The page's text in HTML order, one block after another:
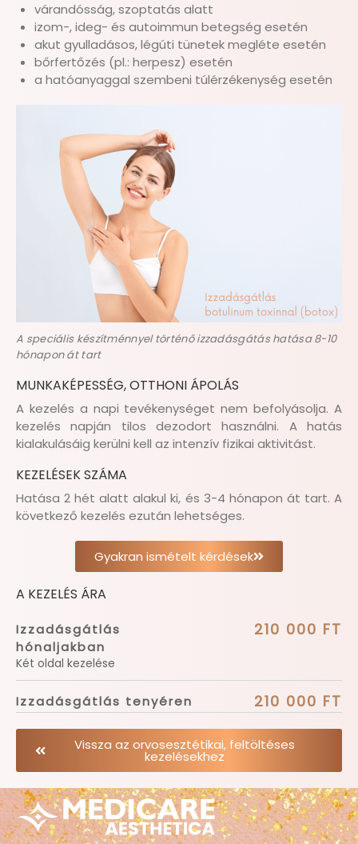
várandósság, szoptatás alatt
izom-, ideg- és autoimmun betegség esetén
akut gyulladásos, légúti tünetek megléte esetén
bőrfertőzés (pl.: herpesz) esetén
a hatóanyaggal szembeni túlérzékenység esetén
A speciális készítménnyel történő izzadásgátás hatása 8-10
hónapon át tart
MUNKAKÉPESSÉG, OTTHONI ÁPOLÁS
A kezelés a napi tevékenységet nem befolyásolja. A
kezelés napján tilos dezodort használni. A hatás
kialakulásáig kerülni kell az intenzív fizikai aktivitást.
KEZELÉSEK SZÁMA
Hatása 2 hét alatt alakul ki, és 3-4 hónapon át tart. A
következő kezelés ezután lehetséges.
Gyakran ismételt kérdések
A KEZELÉS ÁRA
Izzadásgátlás
hónaljakban
210 000 FT
Két oldal kezelése
Izzadásgátlás tenyéren 210 000 FT
Vissza az orvosesztétikai, feltöltéses
kezelésekhez